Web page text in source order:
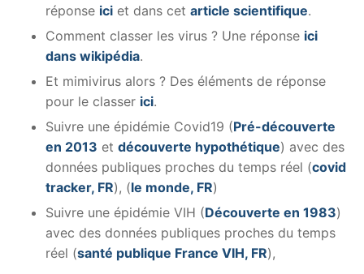
réponse ici et dans cet article scientifique.
Comment classer les virus ? Une réponse ici
dans wikipédia.
Et mimivirus alors ? Des éléments de réponse
pour le classer ici.
Suivre une épidémie Covid19 (Pré-découverte
en 2013 et découverte hypothétique) avec des
données publiques proches du temps réel (covid
tracker, FR), (le monde, FR)
Suivre une épidémie VIH (Découverte en 1983)
avec des données publiques proches du temps
réel (santé publique France VIH, FR),